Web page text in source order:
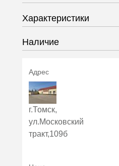
Характеристики
Наличие
г.Томск,
ул.Московский
тракт,109б